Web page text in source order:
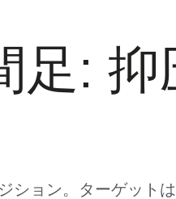
足: 抑
ション。ターゲット